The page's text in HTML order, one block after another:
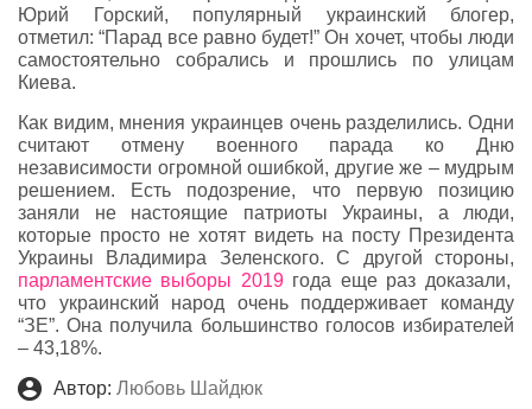
Юрий Горский, популярный украинский блогер,
отметил: “Парад все равно будет!” Он хочет, чтобы люди
самостоятельно собрались и прошлись по улицам
Киева.
Как видим, мнения украинцев очень разделились. Одни
считают отмену военного парада ко Дню
независимости огромной ошибкой, другие же – мудрым
решением. Есть подозрение, что первую позицию
заняли не настоящие патриоты Украины, а люди,
которые просто не хотят видеть на посту Президента
Украины Владимира Зеленского. С другой стороны,
парламентские выборы 2019 года еще раз доказали,
что украинский народ очень поддерживает команду
“ЗЕ”. Она получила большинство голосов избирателей
– 43,18%.
Автор: Любовь Шайдюк